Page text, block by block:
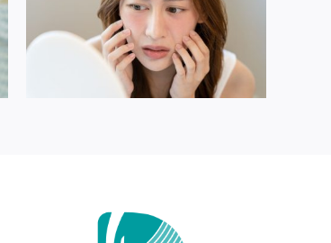
TIPS – ANTES DE MAQUILLARTE